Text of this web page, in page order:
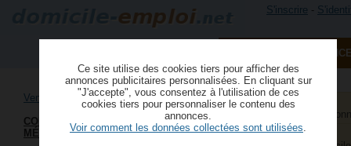
Ce site utilise des cookies tiers pour afficher des
annonces publicitaires personnalisées. En cliquant sur
"J'accepte", vous consentez à l'utilisation de ces
cookies tiers pour personnaliser le contenu des
annonces.
Voir comment les données collectées sont utilisées.
S'inscrire -
PUBLIER UNE
Aide à domicile et
services à la
Aide ménagère et
Vente à domicile indépendante VDI
CONSEILLER(ÈRE) BIEN-ÊTRE ET
MÉDECINES DOUCES (HF)